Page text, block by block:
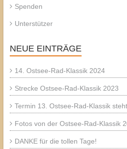
Spenden
Unterstützer
NEUE EINTRÄGE
14. Ostsee-Rad-Klassik 2024
Strecke Ostsee-Rad-Klassik 2023
Termin 13. Ostsee-Rad-Klassik
Fotos von der Ostsee-Rad-Klassik
DANKE für die tollen Tage!